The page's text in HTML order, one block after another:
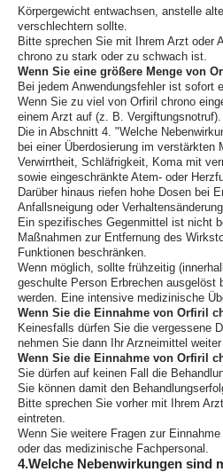
Körpergewicht entwachsen, anstelle
verschlechtern sollte.
Bitte sprechen Sie mit Ihrem Arzt oder
chrono zu stark oder zu schwach ist.
Wenn Sie eine größere Menge von
Bei jedem Anwendungsfehler ist sofort
Wenn Sie zu viel von Orfiril chrono
einem Arzt auf (z. B. Vergiftungsnotruf).
Die in Abschnitt 4. "Welche
bei einer Überdosierung im
Verwirrtheit, Schläfrigkeit, Koma mit
sowie eingeschränkte Atem- oder
Darüber hinaus riefen hohe Dosen bei
Anfallsneigung oder
Ein spezifisches Gegenmittel ist nicht
Maßnahmen zur Entfernung des
Funktionen beschränken.
Wenn möglich, sollte frühzeitig
geschulte Person Erbrechen ausgelöst
werden. Eine intensive medizinische
Wenn Sie die Einnahme von Orfiril
Keinesfalls dürfen Sie die vergessene
nehmen Sie dann Ihr Arzneimittel
Wenn Sie die Einnahme von Orfiril
Sie dürfen auf keinen Fall die
Sie können damit den
Bitte sprechen Sie vorher mit Ihrem
eintreten.
Wenn Sie weitere Fragen zur
oder das medizinische Fachpersonal.
4.Welche Nebenwirkungen sind